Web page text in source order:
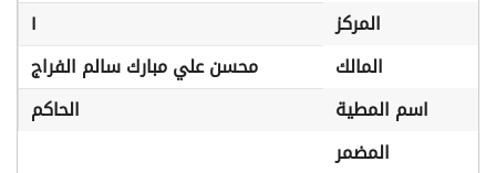
المركز
١
المالك
محسن علي مبارك سالم الفراج
اسم المطية
الحاكم
المضمر